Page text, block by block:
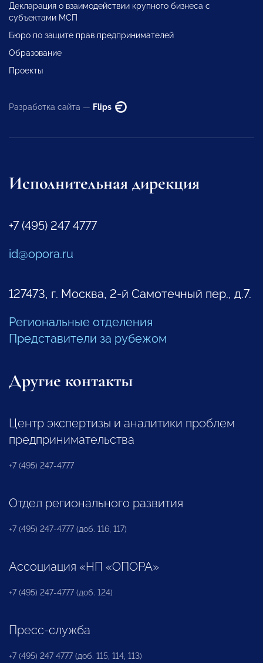
Декларация о взаимодействии крупного бизнеса с
субъектами МСП
Бюро по защите прав предпринимателей
Образование
Проекты
Разработка сайта — Flips
Исполнительная дирекция
+7 (495) 247 4777
id@opora.ru
127473, г. Москва, 2-й Самотечный пер., д.7.
Региональные отделения
Представители за рубежом
Другие контакты
Центр экспертизы и аналитики проблем
предпринимательства
+7 (495) 247-4777
Отдел регионального развития
+7 (495) 247-4777 (доб. 116, 117)
Ассоциация «НП «ОПОРА»
+7 (495) 247-4777 (доб. 124)
Пресс-служба
+7 (495) 247 4777 (доб. 115, 114, 113)